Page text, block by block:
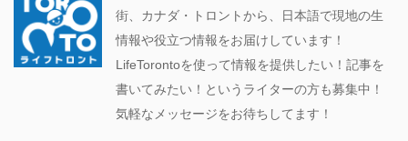
街、カナダ・トロントから、日本語で現地の生
情報や役立つ情報をお届けしています！
LifeTorontoを使って情報を提供したい！記事を
書いてみたい！というライターの方も募集中！
気軽なメッセージをお待ちしてます！